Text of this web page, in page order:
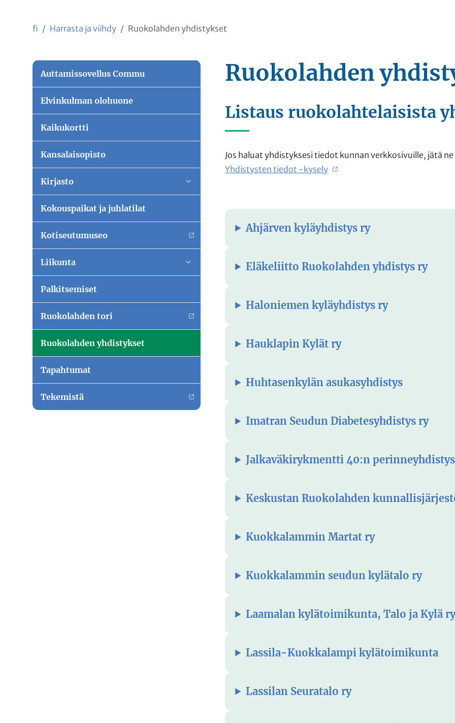
fi Harrasta ja viihdy Ruokolahden yhdistykset
Auttamissovellus Commu
Elvinkulman olohuone
Kaikukortti
Kansalaisopisto
Kirjasto
Kokouspaikat ja juhlatilat
Kotiseutumuseo
Liikunta
Vaihda alasvetovalikkoa
Palkitsemiset
Ruokolahden tori
Ruokolahden yhdistykset
Tapahtumat
Tekemistä
Ruokolahden
Listaus ruokolahtelaisista
Jos haluat yhdistyksesi tiedot kunnan verkkosivuille, jätä
Yhdistysten tiedot -kysely
Ahjärven kyläyhdistys ry
Eläkeliitto Ruokolahden yhdistys ry
Haloniemen kyläyhdistys ry
Hauklapin Kylät ry
Huhtasenkylän asukasyhdistys
Imatran Seudun Diabetesyhdistys ry
Jalkaväkirykmentti 40:n
Keskustan Ruokolahden
Kuokkalammin Martat ry
Kuokkalammin seudun kylätalo ry
Laamalan kylätoimikunta, Talo ja Kylä
Lassila-Kuokkalampi kylätoimikunta
Lassilan Seuratalo ry